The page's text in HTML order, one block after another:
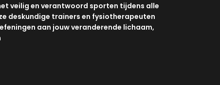
veilig en verantwoord sporten tijdens alle
deskundige trainers en fysiotherapeuten
aan jouw veranderende lichaam,